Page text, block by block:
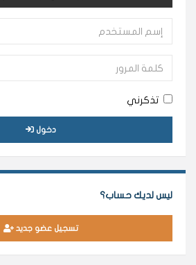
تذكرني
دخول
ليس لديك حساب؟
تسجيل عضو جديد